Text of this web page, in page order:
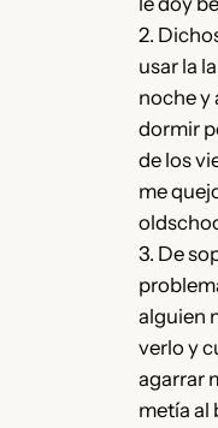
2.
usar la
noche y
dormir
de los
me
3. De
alguien
verlo y
agarrar
metía al